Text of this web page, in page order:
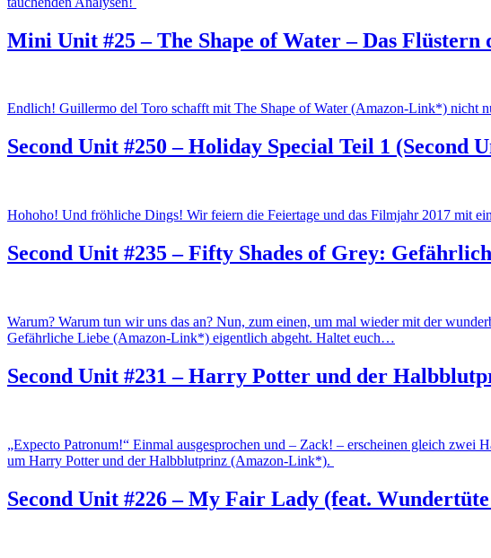
Mini Unit #25 – The Shape of Water – Das Flüstern
Endlich! Guillermo del Toro schafft mit The Shape of Water (Amazon-Link*) nicht
Second Unit #250 – Holiday Special Teil 1 (Second
Hohoho! Und fröhliche Dings! Wir feiern die Feiertage und das Filmjahr 2017 mit
Second Unit #235 – Fifty Shades of Grey:
Warum? Warum tun wir uns das an? Nun, zum einen, um mal wieder mit der
Gefährliche Liebe (Amazon-Link*) eigentlich abgeht. Haltet euch…
Second Unit #231 – Harry Potter und der
„Expecto Patronum!“ Einmal ausgesprochen und – Zack! – erscheinen gleich zwei
um Harry Potter und der Halbblutprinz (Amazon-Link*).
Second Unit #226 – My Fair Lady (feat. Wundertüte